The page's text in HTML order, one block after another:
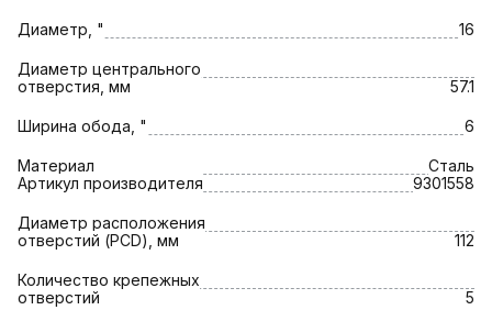
Диаметр, " 16
Диаметр центрального
отверстия, мм
57.1
Ширина обода, " 6
Материал
Сталь
Артикул производителя
9301558
Диаметр расположения
отверстий (PCD), мм
112
Количество крепежных
отверстий
5